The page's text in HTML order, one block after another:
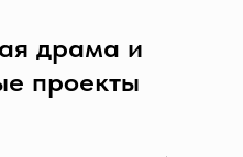
драма и
проекты